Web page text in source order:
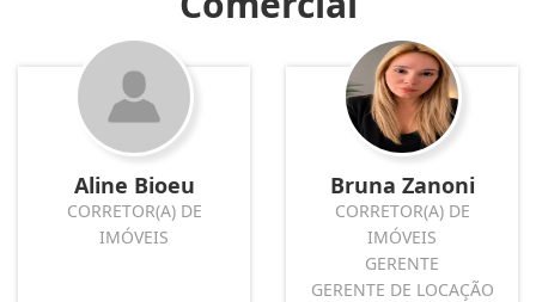
Aline Bioeu
CORRETOR(A) DE
IMÓVEIS
Bruna Zanoni
CORRETOR(A) DE
IMÓVEIS
GERENTE
GERENTE DE LOCAÇÃO